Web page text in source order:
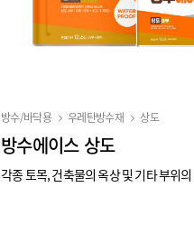
방수/바닥용 우레탄방수재 상도
방수에이스 상도
각종 토목, 건축물의 옥상 및 기타 부위